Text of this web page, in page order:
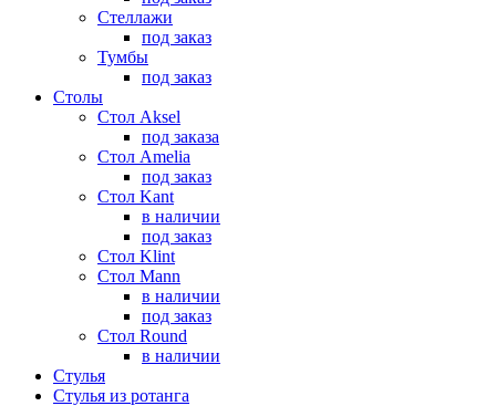
Стеллажи
под заказ
Тумбы
под заказ
Столы
Стол Aksel
под заказа
Стол Amelia
под заказ
Стол Kant
в наличии
под заказ
Стол Klint
Стол Mann
в наличии
под заказ
Стол Round
в наличии
Стулья
Стулья из ротанга